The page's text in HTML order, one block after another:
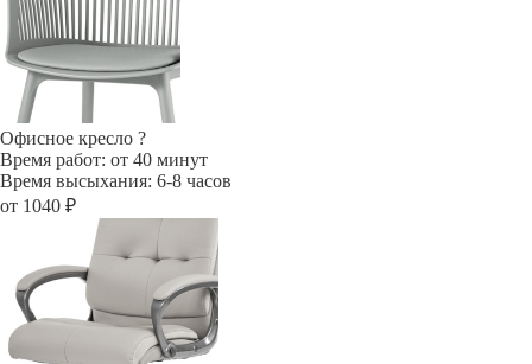
Офисное кресло ?
Время работ: от 40 минут
Время высыхания: 6-8 часов
от 1040 ₽